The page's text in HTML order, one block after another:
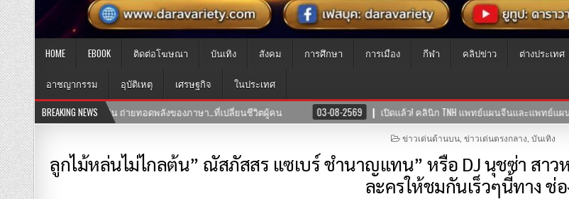
HOME EBOOK ติดต่อโฆษณา บันเทิง สังคม การศึกษา การเมือง กีฬา คลิปข่าว ต่างประเทศ
อาชญากรรม อุบัติเหตุ เศรษฐกิจ
ในประเทศ
BREAKING NEWS
พลังของภาษา…ที่เปลี่ยนชีวิตผู้คน 03-08-2569 เปิดแล้ว! คลินิก TNH แพทย์แผนจีนและแพทย์แผนไทย พร้อมให้บริการสุขภาพแบบอง
POSTED
ข่าวเด่นด้านบน ข่าวเด่นตรงกลาง บันเทิง
ลูกไม้หล่นไม่ไกลต้น” ณัสภัสสร แซเบร์ ชำนาญแทน” หรือ DJ นุชซ่า สา
ละครให้ชมกันเร็วๆนี้ทาง ช่อ